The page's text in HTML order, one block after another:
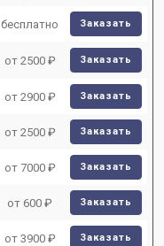
бесплатно Заказать
от 2500 ₽ Заказать
от 2900 ₽ Заказать
от 2500 ₽ Заказать
от 7000 ₽ Заказать
от 600 ₽ Заказать
от 3900 ₽ Заказать